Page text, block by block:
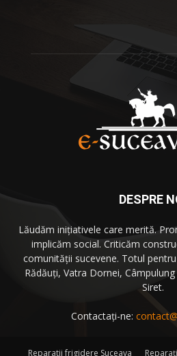
DESPRE
Lăudăm iniţiativele care merită.
implicăm social. Criticăm
comunităţii sucevene. Totul
Rădăuţi, Vatra Dornei,
Siret.
Contactați-ne:
Reparatii frigidere Suceava